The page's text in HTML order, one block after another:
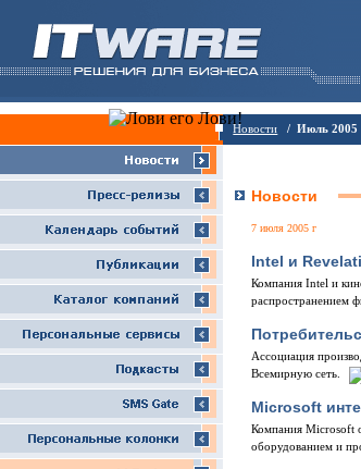
Новости / Июль 2005
Новости
7 июля 2005 г
Intel и
Компания Intel и
распространением
Ассоциация
Всемирную сеть.
Microsoft
Компания Microsoft
оборудованием и